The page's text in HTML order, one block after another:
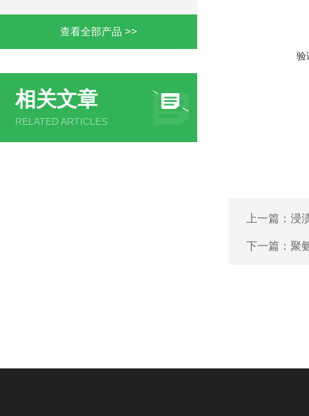
查看全部产品 >>
相关文章
RELATED ARTICLES
验
上一篇： 浸
下一篇： 聚